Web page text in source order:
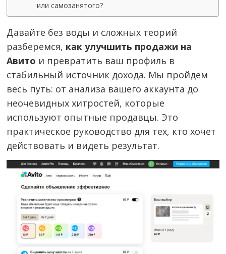
или самозанятого?
Давайте без воды и сложных теорий
разберемся, как улучшить продажи на
Авито и превратить ваш профиль в
стабильный источник дохода. Мы пройдем
весь путь: от анализа вашего аккаунта до
неочевидных хитростей, которые
используют опытные продавцы. Это
практическое руководство для тех, кто хочет
действовать и видеть результат.